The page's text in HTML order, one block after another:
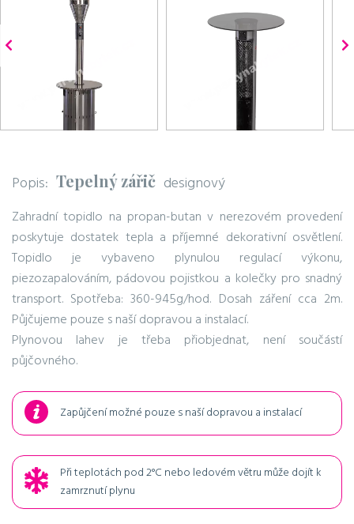
Popis: Tepelný zářič designový
Zahradní topidlo na propan-butan v nerezovém provedení
poskytuje dostatek tepla a příjemné dekorativní osvětlení.
Topidlo je vybaveno plynulou regulací výkonu,
piezozapalováním, pádovou pojistkou a kolečky pro snadný
transport. Spotřeba: 360-945g/hod. Dosah záření cca 2m.
Půjčujeme pouze s naší dopravou a instalací.
Plynovou lahev je třeba přiobjednat, není součástí
půjčovného.
Zapůjčení možné pouze s naší dopravou a instalací
Při teplotách pod 2°C nebo ledovém větru může dojít k
zamrznutí plynu